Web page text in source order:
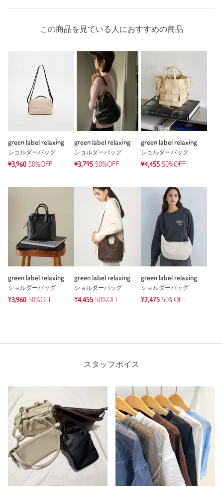
この商品を見ている人におすすめの商品
green label relaxing
ショルダーバッグ
¥3,960 50%OFF
green label relaxing
ショルダーバッグ
¥3,795 50%OFF
green label relaxing
ショルダーバッグ
¥4,455 50%OFF
green label relaxing
ショルダーバッグ
¥3,960 50%OFF
green label relaxing
ショルダーバッグ
¥4,455 50%OFF
green label relaxing
ショルダーバッグ
¥2,475 50%OFF
スタッフボイス